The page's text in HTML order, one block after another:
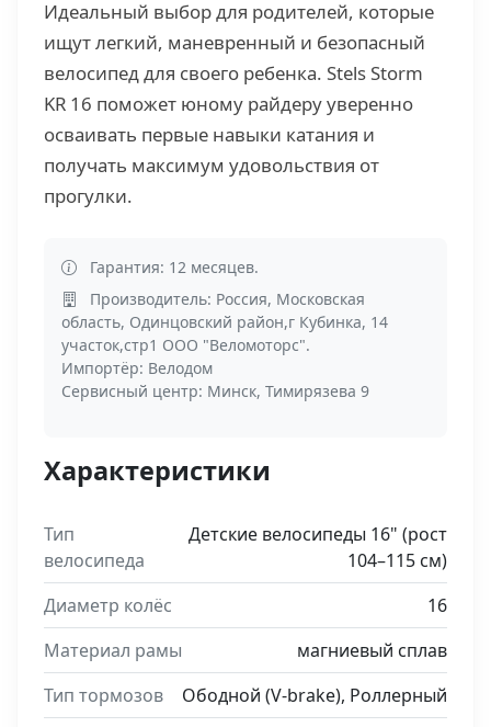
Идеальный выбор для родителей, которые
ищут легкий, маневренный и безопасный
велосипед для своего ребенка. Stels Storm
KR 16 поможет юному райдеру уверенно
осваивать первые навыки катания и
получать максимум удовольствия от
прогулки.
Гарантия: 12 месяцев.
Производитель: Россия, Московская
область, Одинцовский район,г Кубинка, 14
участок,стр1 ООО "Веломоторс".
Импортёр: Велодом
Сервисный центр: Минск, Тимирязева 9
Характеристики
Тип
велосипеда
Детские велосипеды 16" (рост
104–115 см)
Диаметр колёс
16
Материал рамы
магниевый сплав
Тип тормозов
Ободной (V-brake), Роллерный